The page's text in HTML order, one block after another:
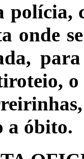
polícia,
onde
a óbito.